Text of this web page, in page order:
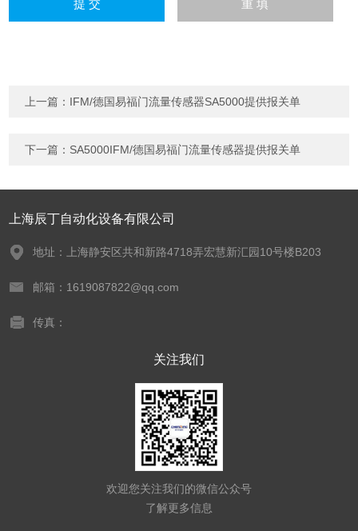
上一篇： IFM/德国易福门流量传感器SA5000提供报关单
下一篇： SA5000IFM/德国易福门流量传感器提供报关单
上海辰丁自动化设备有限公司
地址：上海静安区共和新路4718弄宏慧新汇园10号楼B203
邮箱：1619087822@qq.com
传真：
关注我们
欢迎您关注我们的微信公众号
了解更多信息